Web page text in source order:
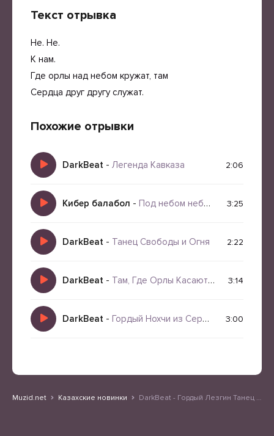
Текст отрывка
He. He.
К нам.
Где орлы над небом кружат, там
Сердца друг другу служат.
Похожие отрывки
DarkBeat - Легенда Кавказа 2:06
Кибер балабол - Под небом небом небом одним 3:25
DarkBeat - Танец Свободы и Огня 2:22
DarkBeat - Там, Где Орлы Касаются Неба 3:14
DarkBeat - Гордый Нохчи из Сердца Гор 3:00
Muzid.net Казахские новинки DarkBeat - Гордый Лезгин Танец Свободы и Чести